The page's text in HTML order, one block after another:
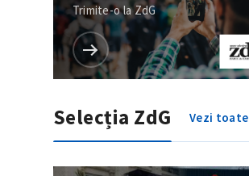
Trimite-o la ZdG
Selecția ZdG Vezi toate